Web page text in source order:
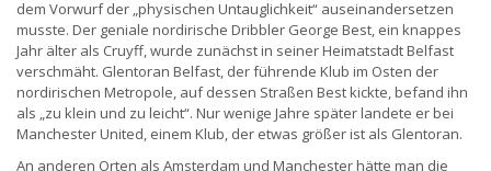
dem Vorwurf der „physischen Untauglichkeit“ auseinandersetzen
musste. Der geniale nordirische Dribbler George Best, ein knappes
Jahr älter als Cruyff, wurde zunächst in seiner Heimatstadt Belfast
verschmäht. Glentoran Belfast, der führende Klub im Osten der
nordirischen Metropole, auf dessen Straßen Best kickte, befand ihn
als „zu klein und zu leicht“. Nur wenige Jahre später landete er bei
Manchester United, einem Klub, der etwas größer ist als Glentoran.
An anderen Orten als Amsterdam und Manchester hätte man die